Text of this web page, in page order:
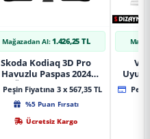
Mağazadan Al: 1.426,25 TL
Skoda Kodiaq 3D Pro
Havuzlu Paspas 2024
Üzeri A+ Kalite
Peşin Fiyatına 3 x 567,35 TL
%5 Puan Fırsatı
Ücretsiz Kargo
Yan